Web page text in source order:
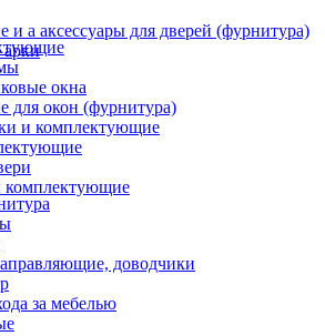
а аксессуары для дверей (фурнитура)
окна
для окон (фурнитура)
и комплектующие
доводчики
за мебелью